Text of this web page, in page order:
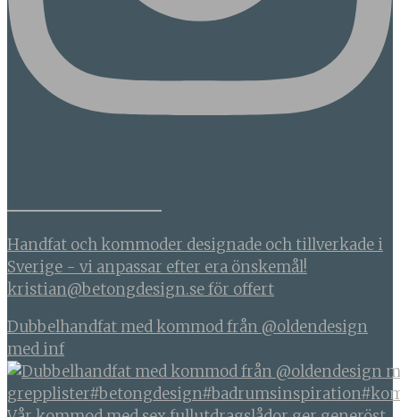
Handfat och kommoder designade och tillverkade i
Sverige - vi anpassar efter era önskemål!
kristian@betongdesign.se för offert
Dubbelhandfat med kommod från @oldendesign
med inf